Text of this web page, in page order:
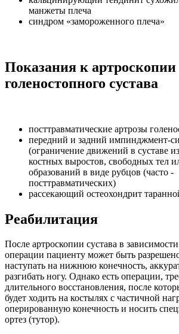
манжеты плеча
синдром «замороженного плеча»
Показания к артроскопии
голеностопного сустава
посттравматические артрозы
передний и задний импинджмент-
(ограничение движений в суставе
костных выростов, свободных тел
образований в виде рубцов (часто -
посттравматических)
рассекающий остеохондрит
Реабилитация
После артроскопии сустава в
операции пациенту может быть разрешено
наступать на нижнюю конечность,
разгибать ногу. Однако есть операции,
длительного восстановления, после
будет ходить на костылях с частичной
оперированную конечность и носить
ортез (тутор).